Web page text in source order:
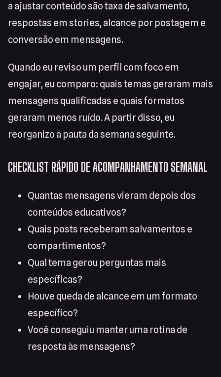
a ajustar conteúdo são taxa de salvamento,
respostas em stories, alcance por postagem e
conversão em mensagens.
Quando eu reviso um perfil com foco em
engajar, eu comparo: quais temas geraram mais
mensagens qualificadas e quais formatos
geraram menos ruído. A partir disso, eu
reorganizo a pauta da semana seguinte.
CHECKLIST RÁPIDO DE ACOMPANHAMENTO SEMANAL
Quantas mensagens vieram depois dos
conteúdos educativos?
Quais posts receberam salvamentos e
compartimentos?
Qual tema gerou perguntas mais
específicas?
Houve queda de alcance em um formato
específico?
Você conseguiu manter uma rotina de
resposta às mensagens?